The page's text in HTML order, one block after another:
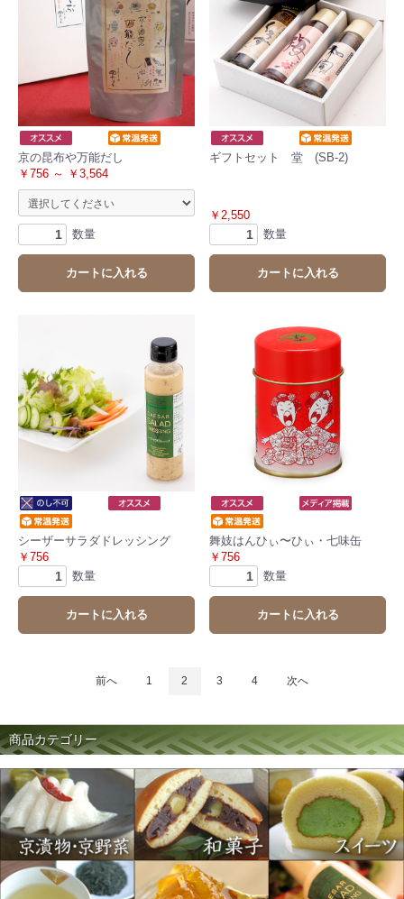
京の昆布や万能だし
￥756 ～ ￥3,564
数量
カートに入れる
ギフトセット 堂 (SB-2)
￥2,550
数量
カートに入れる
シーザーサラダドレッシング
￥756
数量
カートに入れる
舞妓はんひぃ〜ひぃ・七味缶
￥756
数量
カートに入れる
前へ 1 2 3 4 次へ
商品カテゴリー